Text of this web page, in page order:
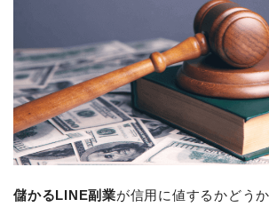
儲かるLINE副業が信用に値するかどう